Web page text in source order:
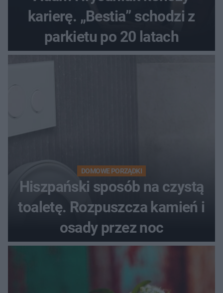
karierę. „Bestia” schodzi z
parkietu po 20 latach
DOMOWE PORZĄDKI
Hiszpański sposób na czystą
toaletę. Rozpuszcza kamień i
osady przez noc